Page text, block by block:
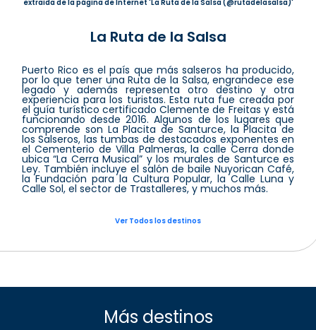
extraida de la página de Internet 'La Ruta de la Salsa (@rutadelasalsa)'
La Ruta de la Salsa
Puerto Rico es el país que más salseros ha producido,
por lo que tener una Ruta de la Salsa, engrandece ese
legado y además representa otro destino y otra
experiencia para los turistas. Esta ruta fue creada por
el guía turístico certificado Clemente de Freitas y está
funcionando desde 2016. Algunos de los lugares que
comprende son La Placita de Santurce, la Placita de
los Salseros, las tumbas de destacados exponentes en
el Cementerio de Villa Palmeras, la calle Cerra donde
ubica “La Cerra Musical” y los murales de Santurce es
Ley. También incluye el salón de baile Nuyorican Café,
la Fundación para la Cultura Popular, la Calle Luna y
Calle Sol, el sector de Trastalleres, y muchos más.
Ver Todos los destinos
Más destinos